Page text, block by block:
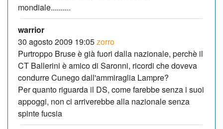
mondiale..........
warrior
30 agosto 2009 19:05zorro
Purtroppo Bruse è già fuori dalla nazionale, perchè il
CT Ballerini è amico di Saronni, ricordi che doveva
condurre Cunego dall'ammiraglia Lampre?
Per quanto riguarda il DS, come farebbe senza i suoi
appoggi, non ci arriverebbe alla nazionale senza
spinte fucsia